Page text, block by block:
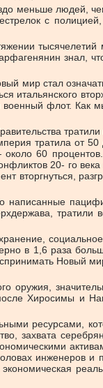
меньше людей,
с
тысячелетий
знал,
мир стал
итальянского
военный флот. Как
тратила от
60
20- го
вторгнуться,
тратили
в 1,6 раза
Новый
оружия,
Хиросимы и
ресурсами,
захвата
инженеров